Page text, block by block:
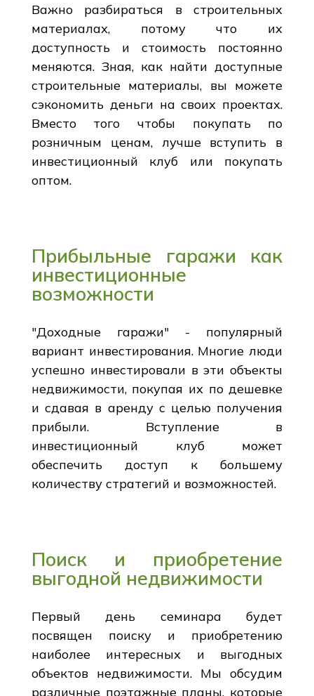
Важно разбираться в строительных
материалах, потому что их
доступность и стоимость постоянно
меняются. Зная, как найти доступные
строительные материалы, вы можете
сэкономить деньги на своих проектах.
Вместо того чтобы покупать по
розничным ценам, лучше вступить в
инвестиционный клуб или покупать
оптом.
Прибыльные гаражи как
инвестиционные
возможности
"Доходные гаражи" - популярный
вариант инвестирования. Многие люди
успешно инвестировали в эти объекты
недвижимости, покупая их по дешевке
и сдавая в аренду с целью получения
прибыли. Вступление в
инвестиционный клуб может
обеспечить доступ к большему
количеству стратегий и возможностей.
Поиск и приобретение
выгодной недвижимости
Первый день семинара будет
посвящен поиску и приобретению
наиболее интересных и выгодных
объектов недвижимости. Мы обсудим
различные поэтажные планы, которые